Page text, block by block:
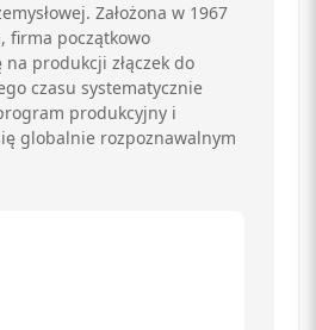
Założona w 1967
firma początkowo
na produkcji złączek do
czasu systematycznie
produkcyjny i
globalnie rozpoznawalnym